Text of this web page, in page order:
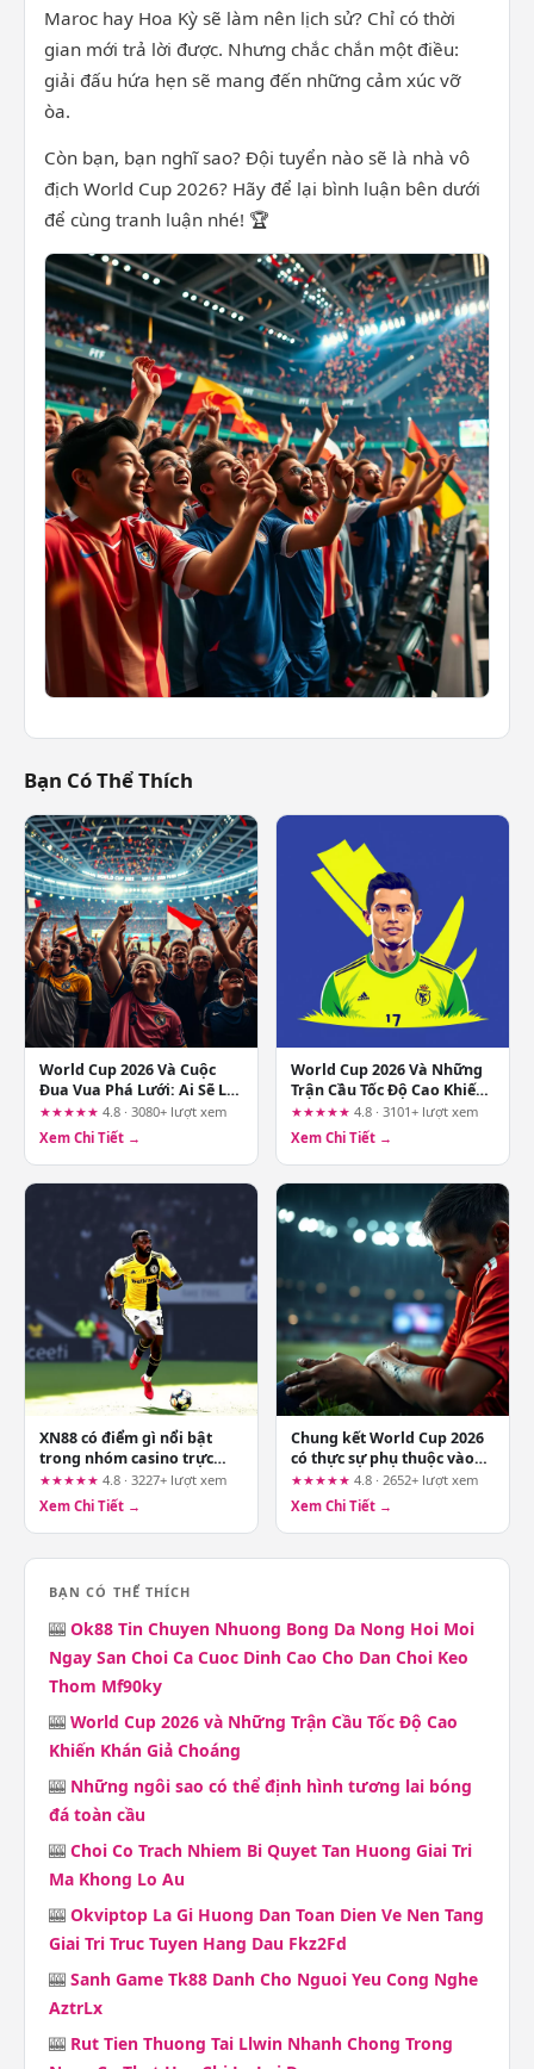
Maroc hay Hoa Kỳ sẽ làm nên lịch sử? Chỉ có thời
gian mới trả lời được. Nhưng chắc chắn một điều:
giải đấu hứa hẹn sẽ mang đến những cảm xúc vỡ
òa.
Còn bạn, bạn nghĩ sao? Đội tuyển nào sẽ là nhà vô
địch World Cup 2026? Hãy để lại bình luận bên dưới
để cùng tranh luận nhé! 🏆
Bạn Có Thể Thích
World Cup 2026 Và Cuộc
Đua Vua Phá Lưới: Ai Sẽ Là
Người Kế Nhiệm?
★★★★★ 4.8 · 3080+ lượt xem
Xem Chi Tiết →
World Cup 2026 Và Những
Trận Cầu Tốc Độ Cao Khiến
Khán Giả Choáng Ngợp
★★★★★ 4.8 · 3101+ lượt xem
Xem Chi Tiết →
XN88 có điểm gì nổi bật
trong nhóm casino trực
tuyến hiện nay
★★★★★ 4.8 · 3227+ lượt xem
Xem Chi Tiết →
Chung kết World Cup 2026
có thực sự phụ thuộc vào
khả năng giữ cự ly tại
open88.works?
★★★★★ 4.8 · 2652+ lượt xem
Xem Chi Tiết →
BẠN CÓ THỂ THÍCH
🎰 Ok88 Tin Chuyen Nhuong Bong Da Nong Hoi Moi
Ngay San Choi Ca Cuoc Dinh Cao Cho Dan Choi Keo
Thom Mf90ky
🎰 World Cup 2026 và Những Trận Cầu Tốc Độ Cao
Khiến Khán Giả Choáng
🎰 Những ngôi sao có thể định hình tương lai bóng
đá toàn cầu
🎰 Choi Co Trach Nhiem Bi Quyet Tan Huong Giai Tri
Ma Khong Lo Au
🎰 Okviptop La Gi Huong Dan Toan Dien Ve Nen Tang
Giai Tri Truc Tuyen Hang Dau Fkz2Fd
🎰 Sanh Game Tk88 Danh Cho Nguoi Yeu Cong Nghe
AztrLx
🎰 Rut Tien Thuong Tai Llwin Nhanh Chong Trong